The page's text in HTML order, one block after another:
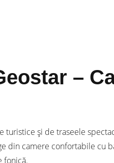
–
și de traseele
din camere confortabile cu
fonică.